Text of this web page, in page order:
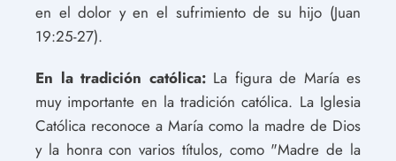
en el dolor y en el sufrimiento de su hijo (Juan
19:25-27).
En la tradición católica:La figura de María es
muy importante en la tradición católica. La Iglesia
Católica reconoce a María como la madre de Dios
y la honra con varios títulos, como "Madre de la